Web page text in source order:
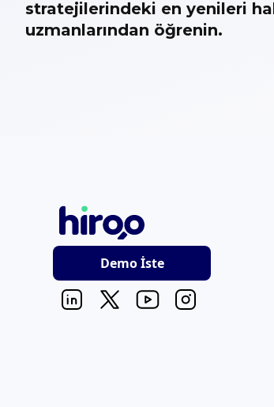
stratejilerindeki en yenileri
uzmanlarından öğrenin.
Demo İste